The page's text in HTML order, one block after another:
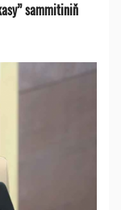
sammitiniň